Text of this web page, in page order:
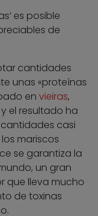
es posible
de
cantidades
unas «proteínas
en vieiras,
el resultado ha
casi
mariscos
se garantiza la
un gran
que lleva mucho
de toxinas